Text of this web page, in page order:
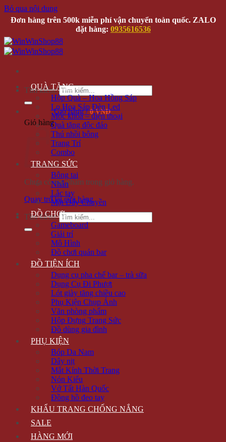
Bỏ qua nội dung
Đơn hàng trên 500k miễn phí vận chuyển toàn quốc. ZALO
đặt hàng: 0935616536
Tìm kiếm:
Giỏ hàng /0 VNĐ
Giỏ hàng
Chưa có sản phẩm trong giỏ hàng.
Quay trở lại cửa hàng
Tìm kiếm:
QUÀ TẶNG
Hộp Quà – Hoa Hồng Sáp
Lọ Hoa Sáp Đèn Led
Móc khóa – điện thoại
Quà tặng độc đáo
Thú nhồi bông
Trang Trí
Combo
TRANG SỨC
Bông tai
Nhẫn
Lắc tay
Mặt Dây Chuyền
ĐỒ CHƠI
Gameboard
Giải trí
Mô Hình
Đồ chơi quán bar
ĐỒ TIỆN ÍCH
Dụng cụ pha chế bar – trà sữa
Dụng Cụ Đi Phượt
Lót giày tăng chiều cao
Phụ Kiện Chụp Ảnh
Văn phòng phẩm
Hộp Đựng Trang Sức
Đồ dùng gia đình
PHỤ KIỆN
Bóp Da Nam
Dây nịt
Mắt Kính Thời Trang
Nón Kiểu
Vớ Tất Hàn Quốc
Đồng hồ đeo tay
KHẨU TRANG CHỐNG NẮNG
SALE
HÀNG MỚI